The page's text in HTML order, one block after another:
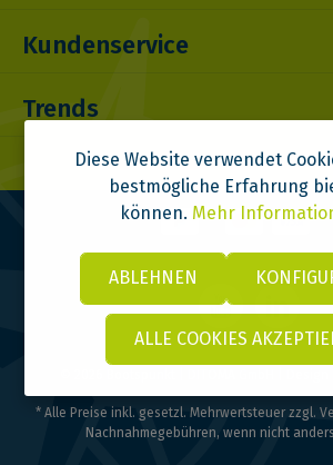
Kundenservice
Trends
* Alle Preise inkl. gesetzl. Mehrwertsteuer zzgl.
Nachnahmegebühren, wenn nicht
Diese Website verwendet
bestmögliche Erfahrung
können. Mehr
ABLEHNEN
ALLE COOKIES